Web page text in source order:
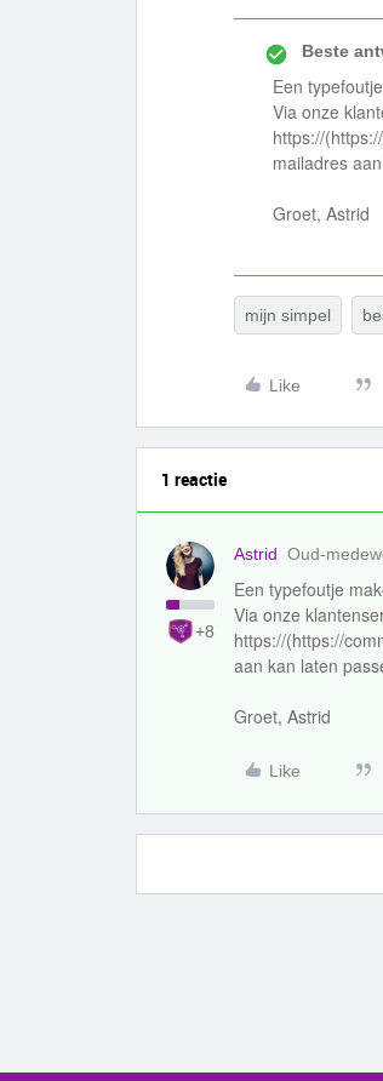
Beste
Een
Via onze
https://
mailadres
Groet, Astrid
mijn simpel
Like
1 reactie
+8
Astrid Oud-
Een typefoutje
Via onze
https://(https://
aan kan laten
Groet, Astrid
Like